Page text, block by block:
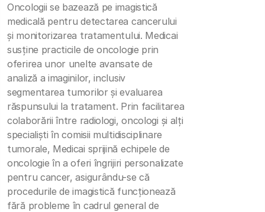
Oncologii se bazează pe imagistică
medicală pentru detectarea cancerului
și monitorizarea tratamentului. Medicai
susține practicile de oncologie prin
oferirea unor unelte avansate de
analiză a imaginilor, inclusiv
segmentarea tumorilor și evaluarea
răspunsului la tratament. Prin facilitarea
colaborării între radiologi, oncologi și alți
specialiști în comisii multidisciplinare
tumorale, Medicai sprijină echipele de
oncologie în a oferi îngrijiri personalizate
pentru cancer, asigurându-se că
procedurile de imagistică funcționează
fără probleme în cadrul general de